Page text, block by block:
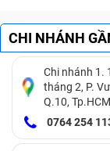
Nếu thấy máy
ngay pin
CHI NHÁNH
Chi nhánh 1.
tháng 2, P.
Q.10,
0764 254